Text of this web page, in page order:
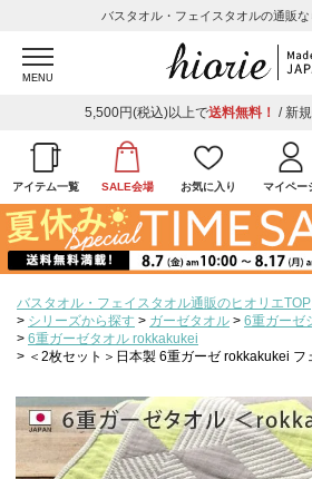
バスタオル・フェイスタオルの通販
MENU
5,500円(税込)以上で送料無料！ / 新
アイテム一覧 SALE会場 お気に入り マイペー
バスタオル・フェイスタオル通販のヒオリエTOP
シリーズから探す
ガーゼタオル
6重ガーゼ
6重ガーゼタオル rokkakukei
＜2枚セット＞日本製 6重ガーゼ rokkakukei フ